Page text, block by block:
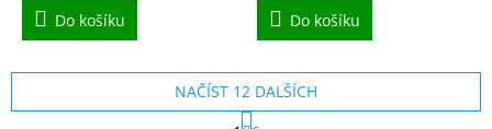
Do košíku
Do košíku
NAČÍST 12 DALŠÍCH
S